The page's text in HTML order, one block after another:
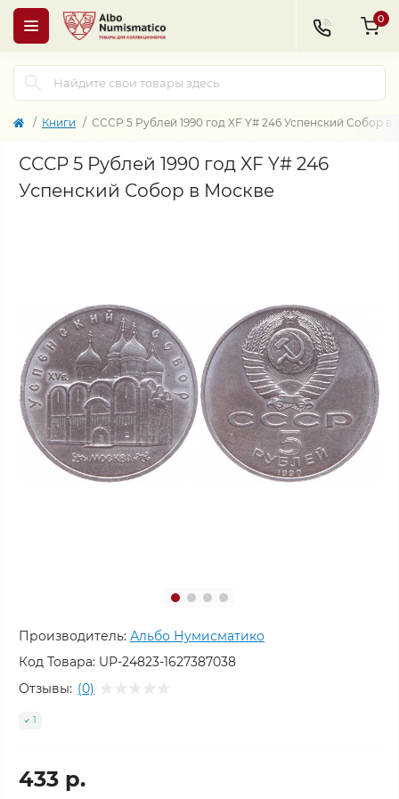
0
Книги СССР 5 Рублей 1990 год XF Y# 246 Успенский Собор в
СССР 5 Рублей 1990 год XF Y# 246
Успенский Собор в Москве
Производитель: Альбо Нумисматико
Код Товара: UP-24823-1627387038
Отзывы: (0)
1
433 р.